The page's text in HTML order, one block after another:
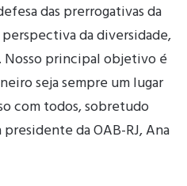
das prerrogativas da
da diversidade,
principal objetivo é
seja sempre um lugar
com todos, sobretudo
da OAB-RJ, Ana